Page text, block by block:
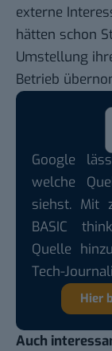
externe
hätten schon
Umstellung
Betrieb
Google
welche
siehst. Mit
BASIC
Quelle
Tech-
Hier
Auch